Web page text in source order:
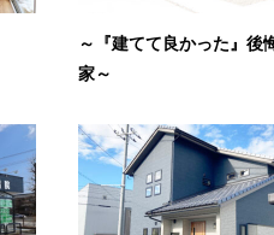
～『建てて良かった』後
家～